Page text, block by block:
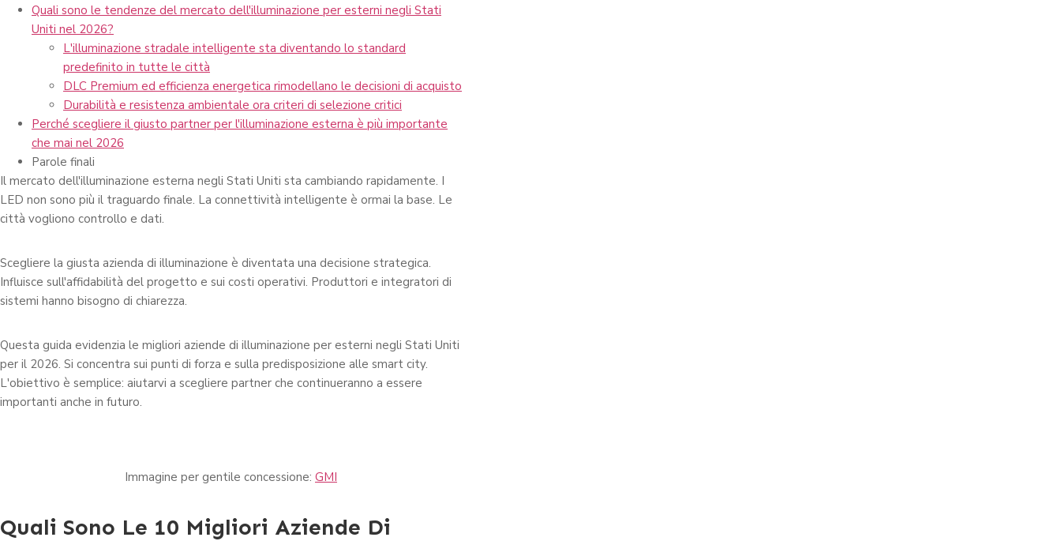
Quali sono le tendenze del mercato dell'illuminazione per esterni negli Stati
Uniti nel 2026?
L'illuminazione stradale intelligente sta diventando lo standard
predefinito in tutte le città
DLC Premium ed efficienza energetica rimodellano le decisioni di acquisto
Durabilità e resistenza ambientale ora criteri di selezione critici
Perché scegliere il giusto partner per l'illuminazione esterna è più importante
che mai nel 2026
Parole finali
Il mercato dell'illuminazione esterna negli Stati Uniti sta cambiando rapidamente. I
LED non sono più il traguardo finale. La connettività intelligente è ormai la base. Le
città vogliono controllo e dati.
Scegliere la giusta azienda di illuminazione è diventata una decisione strategica.
Influisce sull'affidabilità del progetto e sui costi operativi. Produttori e integratori di
sistemi hanno bisogno di chiarezza.
Questa guida evidenzia le migliori aziende di illuminazione per esterni negli Stati Uniti
per il 2026. Si concentra sui punti di forza e sulla predisposizione alle smart city.
L'obiettivo è semplice: aiutarvi a scegliere partner che continueranno a essere
importanti anche in futuro.
Immagine per gentile concessione: GMI
Quali Sono Le 10 Migliori Aziende Di